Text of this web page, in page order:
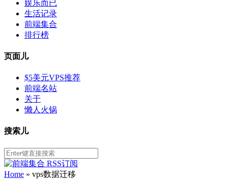
娱乐而已
生活记录
前端集合
排行榜
页面儿
$5美元VPS推荐
前端名站
关于
懒人火锅
搜索儿
Home » vps数据迁移